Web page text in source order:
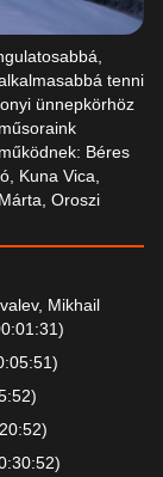
tenni
ünnepkörhöz
Béres
Kuna Vica,
Oroszi
Mikhail